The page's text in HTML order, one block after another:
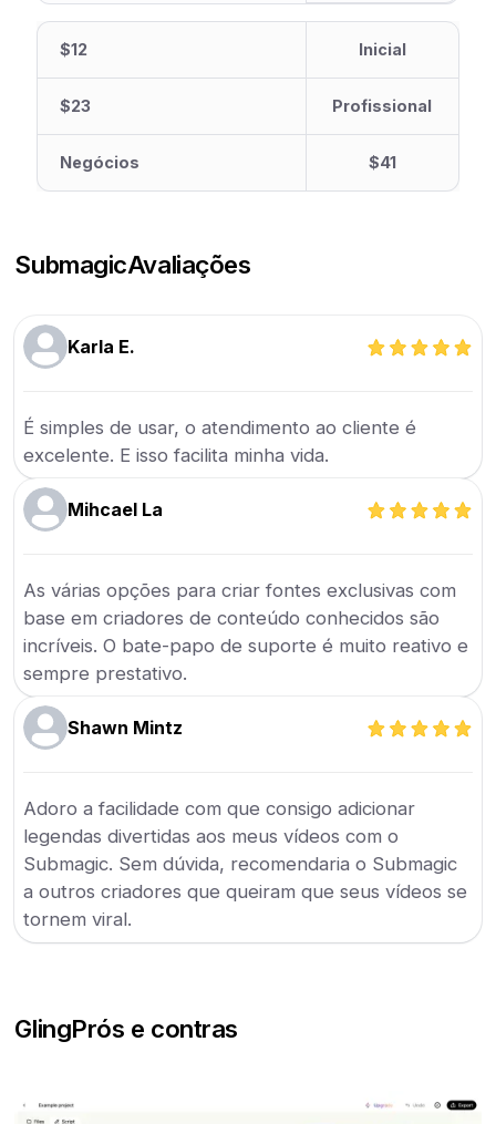
$12 Inicial
$23 Profissional
Negócios $41
SubmagicAvaliações
Karla E.
É simples de usar, o atendimento ao cliente é
excelente. E isso facilita minha vida.
Mihcael La
As várias opções para criar fontes exclusivas com
base em criadores de conteúdo conhecidos são
incríveis. O bate-papo de suporte é muito reativo e
sempre prestativo.
Shawn Mintz
Adoro a facilidade com que consigo adicionar
legendas divertidas aos meus vídeos com o
Submagic. Sem dúvida, recomendaria o Submagic
a outros criadores que queiram que seus vídeos se
tornem viral.
GlingPrós e contras